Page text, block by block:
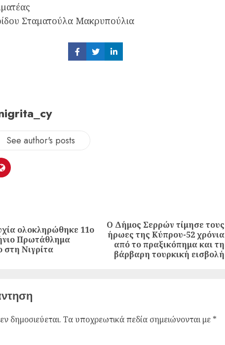
Σταματούλα Μακρυπούλια
Share
on
Share
on
Share
on
See author's posts
ολοκληρώθηκε 11ο
Πρωτάθλημα
Νιγρίτα
Ο Δήμος Σερρών τίμησε τους
ήρωες της Κύπρου-52 χρόνια
από το πραξικόπημα και τη
βάρβαρη τουρκική εισβολή
δημοσιεύεται. Τα υποχρεωτικά πεδία σημειώνονται με *